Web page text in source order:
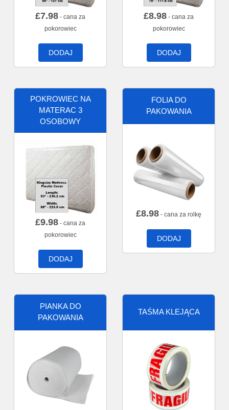
£7.98 - cana za
pokorowiec
DODAJ
£8.98 - cana za
pokorowiec
DODAJ
POKROWIEC NA
MATERAC 3
OSOBOWY
£9.98 - cana za
pokorowiec
DODAJ
FOLIA DO
PAKOWANIA
£8.98 - cana za rolkę
DODAJ
PIANKA DO
PAKOWANIA
TAŚMA KLEJĄCA